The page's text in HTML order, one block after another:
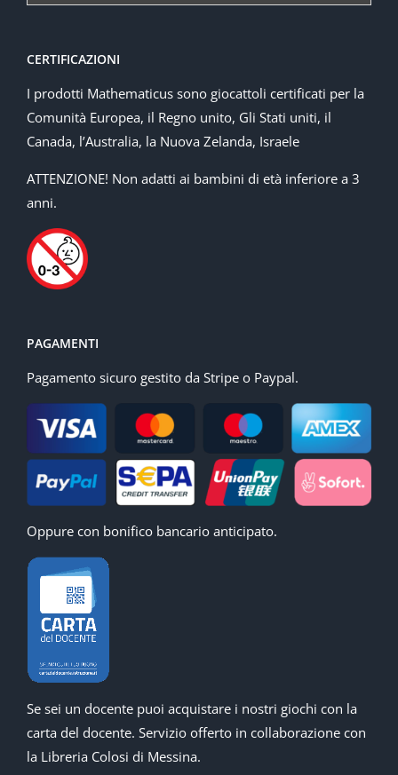
CERTIFICAZIONI
I prodotti Mathematicus sono giocattoli certificati per la
Comunità Europea, il Regno unito, Gli Stati uniti, il
Canada, l’Australia, la Nuova Zelanda, Israele
ATTENZIONE! Non adatti ai bambini di età inferiore a 3
anni.
PAGAMENTI
Pagamento sicuro gestito da Stripe o Paypal.
Oppure con bonifico bancario anticipato.
Se sei un docente puoi acquistare i nostri giochi con la
carta del docente. Servizio offerto in collaborazione con
la Libreria Colosi di Messina.